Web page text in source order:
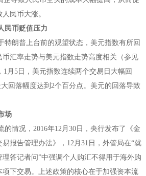
民币大涨。
民币贬值压力
朗普上台前的观望状态，美元指数有所回
汇率走势与美元指数走势高度相关（参见
1月5日，美元指数连续两个交易日大幅回
回落幅度达到2个百分点。美元的回落导致
场
况，2016年12月30日，央行发布了《金
报告管理办法》，12月31日，外管局在“就
答记者问”中强调个人购汇不得用于海外购
下交易。上述政策的核心在于加强资本流